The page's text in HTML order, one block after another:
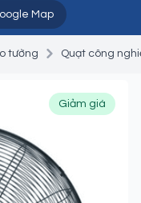
Map
tường Quạt công
Giảm giá